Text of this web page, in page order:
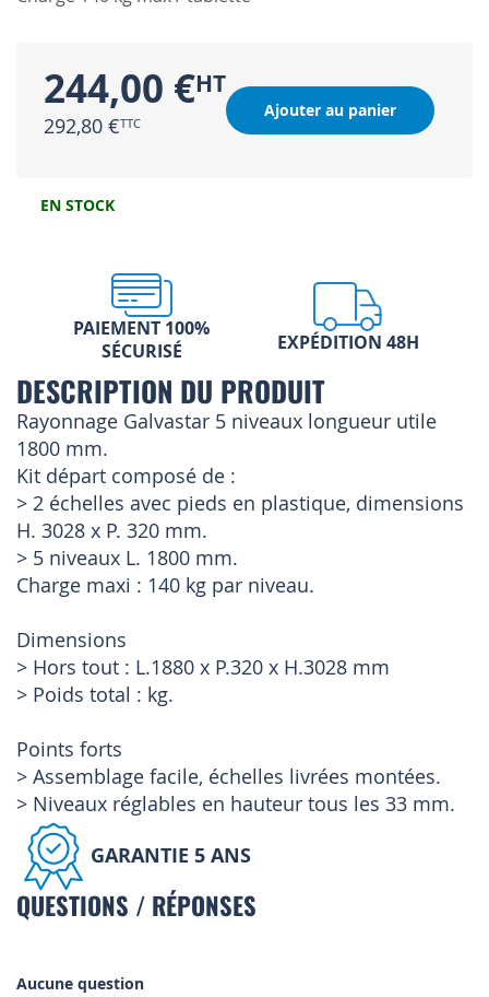
244,00 €
292,80 €
Ajouter au panier
EN STOCK
PAIEMENT 100%
SÉCURISÉ
EXPÉDITION 48H
DESCRIPTION DU PRODUIT
Rayonnage Galvastar 5 niveaux longueur utile
1800 mm.
Kit départ composé de :
> 2 échelles avec pieds en plastique, dimensions
H. 3028 x P. 320 mm.
> 5 niveaux L. 1800 mm.
Charge maxi : 140 kg par niveau.
Dimensions
> Hors tout : L.1880 x P.320 x H.3028 mm
> Poids total : kg.
Points forts
> Assemblage facile, échelles livrées montées.
> Niveaux réglables en hauteur tous les 33 mm.
GARANTIE 5 ANS
QUESTIONS / RÉPONSES
Aucune question